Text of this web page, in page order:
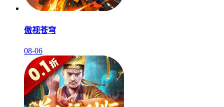
傲视苍穹
08-06